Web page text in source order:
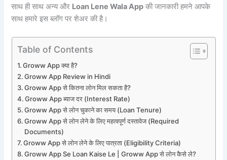
साथ ही साथ अन्य और Loan Lene Wala App की जानकारी हमने आपके
साथ हमारे इस ब्लॉग पर शेअर की है।
Table of Contents
Groww App क्या है?
Groww App Review in Hindi
Groww App से कितना लोन मिल सकता है?
Groww App ब्याज दर (Interest Rate)
Groww App से लोन चुकाने का समय (Loan Tenure)
Groww App से लोन लेने के लिए महत्वपूर्ण दस्तावेज (Required
Documents)
Groww App से लोन लेने के लिए पात्रता (Eligibility Criteria)
Groww App Se Loan Kaise Le | Groww App से लोन कैसे ले?